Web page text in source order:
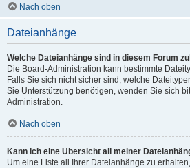
Nach oben
Dateianhänge
Welche Dateianhänge sind in diesem Forum
Die Board-Administration kann bestimmte
Falls Sie sich nicht sicher sind, welche
Sie Unterstützung benötigen, wenden Sie sich
Administration.
Nach oben
Kann ich eine Übersicht all meiner
Um eine Liste all Ihrer Dateianhänge zu